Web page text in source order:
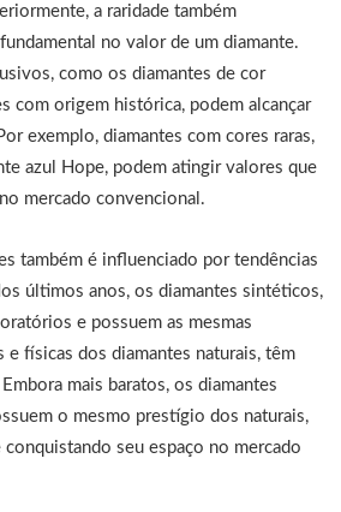
a raridade também
no valor de um diamante.
como os diamantes de cor
com origem histórica, podem alcançar
exemplo, diamantes com cores raras,
azul Hope, podem atingir valores que
mercado convencional.
também é influenciado por tendências
últimos anos, os diamantes sintéticos,
e possuem as mesmas
e físicas dos diamantes naturais, têm
mais baratos, os diamantes
o mesmo prestígio dos naturais,
conquistando seu espaço no mercado